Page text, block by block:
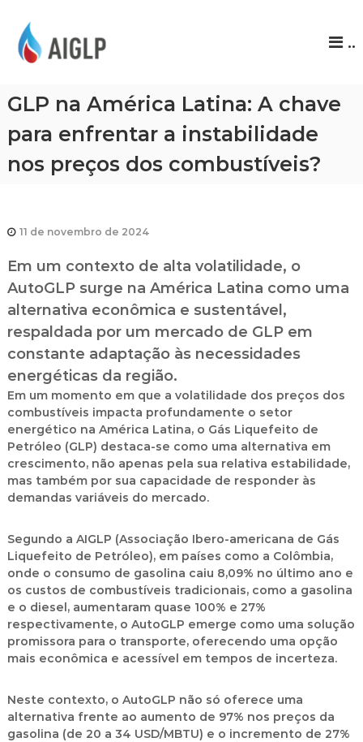
P
..
GLP na América Latina: A chave
para enfrentar a instabilidade
nos preços dos combustíveis?
11 de novembro de 2024
Em um contexto de alta volatilidade, o
AutoGLP surge na América Latina como uma
alternativa econômica e sustentável,
respaldada por um mercado de GLP em
constante adaptação às necessidades
energéticas da região.
Em um momento em que a volatilidade dos preços dos
combustíveis impacta profundamente o setor
energético na América Latina, o Gás Liquefeito de
Petróleo (GLP) destaca-se como uma alternativa em
crescimento, não apenas pela sua relativa estabilidade,
mas também por sua capacidade de responder às
demandas variáveis do mercado.
Segundo a AIGLP (Associação Ibero-americana de Gás
Liquefeito de Petróleo), em países como a Colômbia,
onde o consumo de gasolina caiu 8,09% no último ano e
os custos de combustíveis tradicionais, como a gasolina
e o diesel, aumentaram quase 100% e 27%
respectivamente, o AutoGLP emerge como uma solução
promissora para o transporte, oferecendo uma opção
mais econômica e acessível em tempos de incerteza.
Neste contexto, o AutoGLP não só oferece uma
alternativa frente ao aumento de 97% nos preços da
gasolina (de 20 a 34 USD/MBTU) e o incremento de 27%